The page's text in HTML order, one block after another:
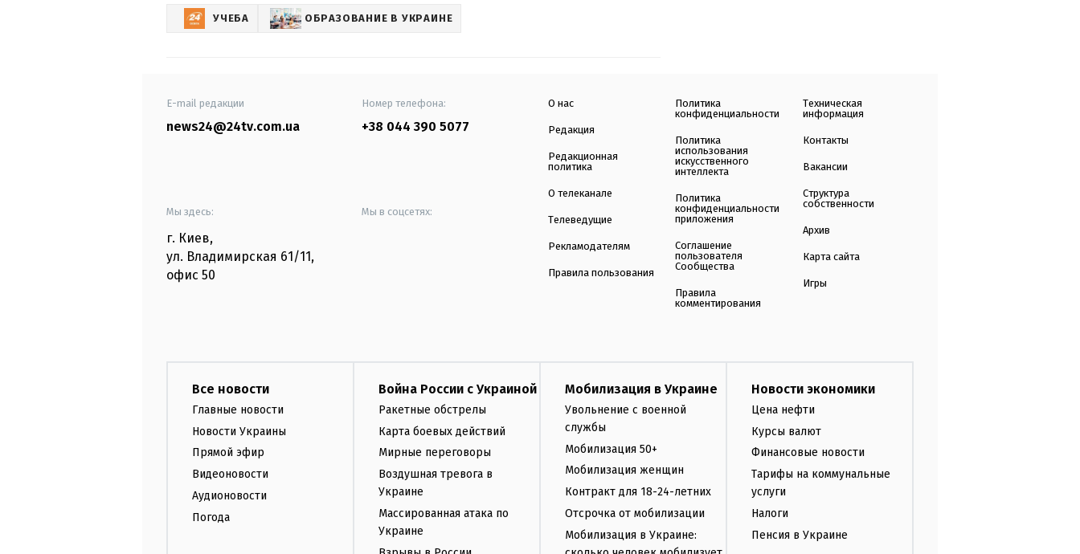
УЧЕБА ОБРАЗОВАНИЕ В УКРАИНЕ
E-mail редакции
news24@24tv.com.ua
Номер телефона:
+38 044 390 5077
Мы здесь:
г. Киев,
ул. Владимирская 61/11,
офис 50
Мы в соцсетях:
О нас
Редакция
Редакционная
политика
О телеканале
Телеведущие
Рекламодателям
Правила пользования
Политика
конфиденциальности
Политика
использования
искусственного
интеллекта
Политика
конфиденциальности
приложения
Соглашение
пользователя
Сообщества
Правила
комментирования
Техническая
информация
Контакты
Вакансии
Структура
собственности
Архив
Карта сайта
Игры
Все новости
Главные новости
Новости Украины
Прямой эфир
Видеоновости
Аудионовости
Погода
Война России с Украиной
Ракетные обстрелы
Карта боевых действий
Мирные переговоры
Воздушная тревога в
Украине
Массированная атака по
Украине
Мобилизация в Украине
Увольнение с военной
службы
Мобилизация 50+
Мобилизация женщин
Контракт для 18-24-летних
Отсрочка от мобилизации
Мобилизация в Украине:
Новости экономики
Цена нефти
Курсы валют
Финансовые новости
Тарифы на коммунальные
услуги
Налоги
Пенсия в Украине